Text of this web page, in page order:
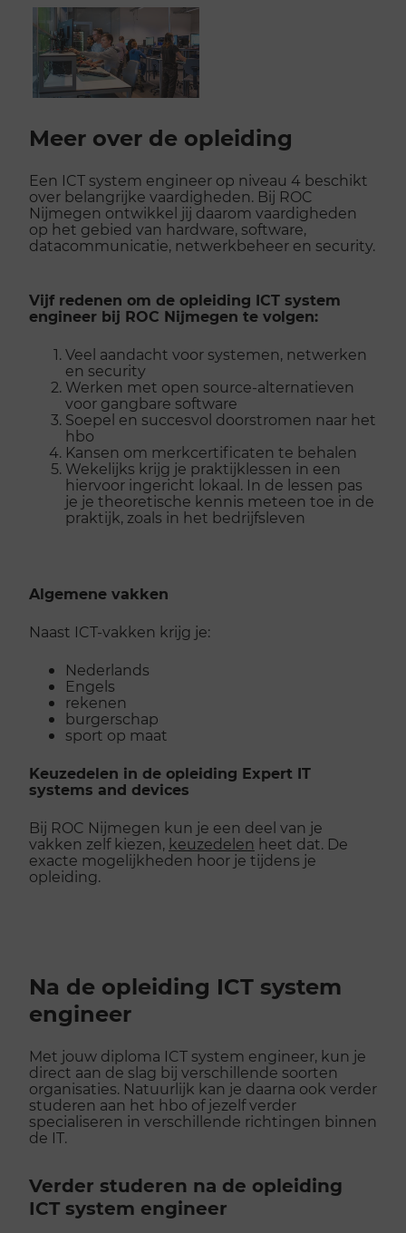
galerij
Meer over de opleiding
Een ICT system engineer op niveau 4 beschikt
over belangrijke vaardigheden. Bij ROC
Nijmegen ontwikkel jij daarom vaardigheden
op het gebied van hardware, software,
datacommunicatie, netwerkbeheer en security.
Vijf redenen om de opleiding ICT system
engineer bij ROC Nijmegen te volgen:
Veel aandacht voor systemen, netwerken
en security
Werken met open source-alternatieven
voor gangbare software
Soepel en succesvol doorstromen naar het
hbo
Kansen om merkcertificaten te behalen
Wekelijks krijg je praktijklessen in een
hiervoor ingericht lokaal. In de lessen pas
je je theoretische kennis meteen toe in de
praktijk, zoals in het bedrijfsleven
Algemene vakken
Naast ICT-vakken krijg je:
Nederlands
Engels
rekenen
burgerschap
sport op maat
Keuzedelen in de opleiding Expert IT
systems and devices
Bij ROC Nijmegen kun je een deel van je
vakken zelf kiezen, keuzedelen heet dat. De
exacte mogelijkheden hoor je tijdens je
opleiding.
Na de opleiding ICT system
engineer
Met jouw diploma ICT system engineer, kun je
direct aan de slag bij verschillende soorten
organisaties. Natuurlijk kan je daarna ook verder
studeren aan het hbo of jezelf verder
specialiseren in verschillende richtingen binnen
de IT.
Verder studeren na de opleiding
ICT system engineer